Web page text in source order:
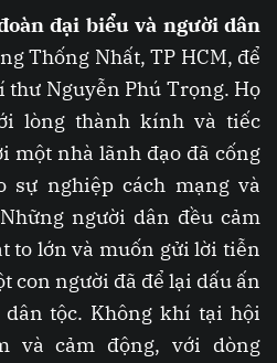
đại biểu và người dân
Thống Nhất, TP HCM, để
thư Nguyễn Phú Trọng. Họ
lòng thành kính và tiếc
một nhà lãnh đạo đã cống
sự nghiệp cách mạng và
người dân đều cảm
to lớn và muốn gửi lời tiễn
con người đã để lại dấu ấn
tộc. Không khí tại hội
và cảm động, với dòng